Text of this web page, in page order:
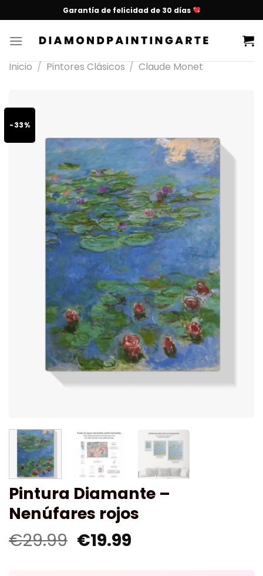
Garantía de felicidad de 30 días
Inicio / Pintores Clásicos / Claude Monet
-33%
Pintura Diamante –
Nenúfares rojos
€29.99 €19.99